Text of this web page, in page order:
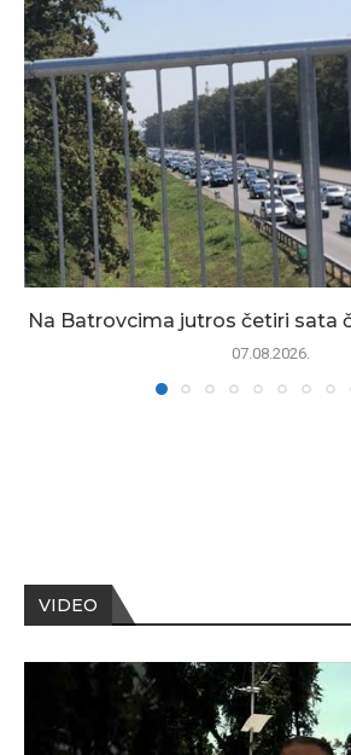
Na Batrovcima jutros četiri sata
07.08.2026.
VIDEO